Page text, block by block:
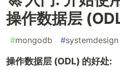
操作数据层
#mongodb #systemdesign
操作数据层 (ODL) 的好处: